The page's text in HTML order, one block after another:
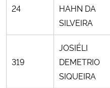
24
HAHN DA
SILVEIRA
319
JOSIÉLI
DEMETRIO
SIQUEIRA